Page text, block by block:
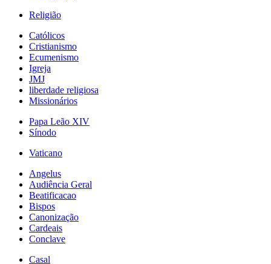
Religião
Católicos
Cristianismo
Ecumenismo
Igreja
JMJ
liberdade religiosa
Missionários
Papa Leão XIV
Sínodo
Vaticano
Angelus
Audiência Geral
Beatificacao
Bispos
Canonização
Cardeais
Conclave
Casal